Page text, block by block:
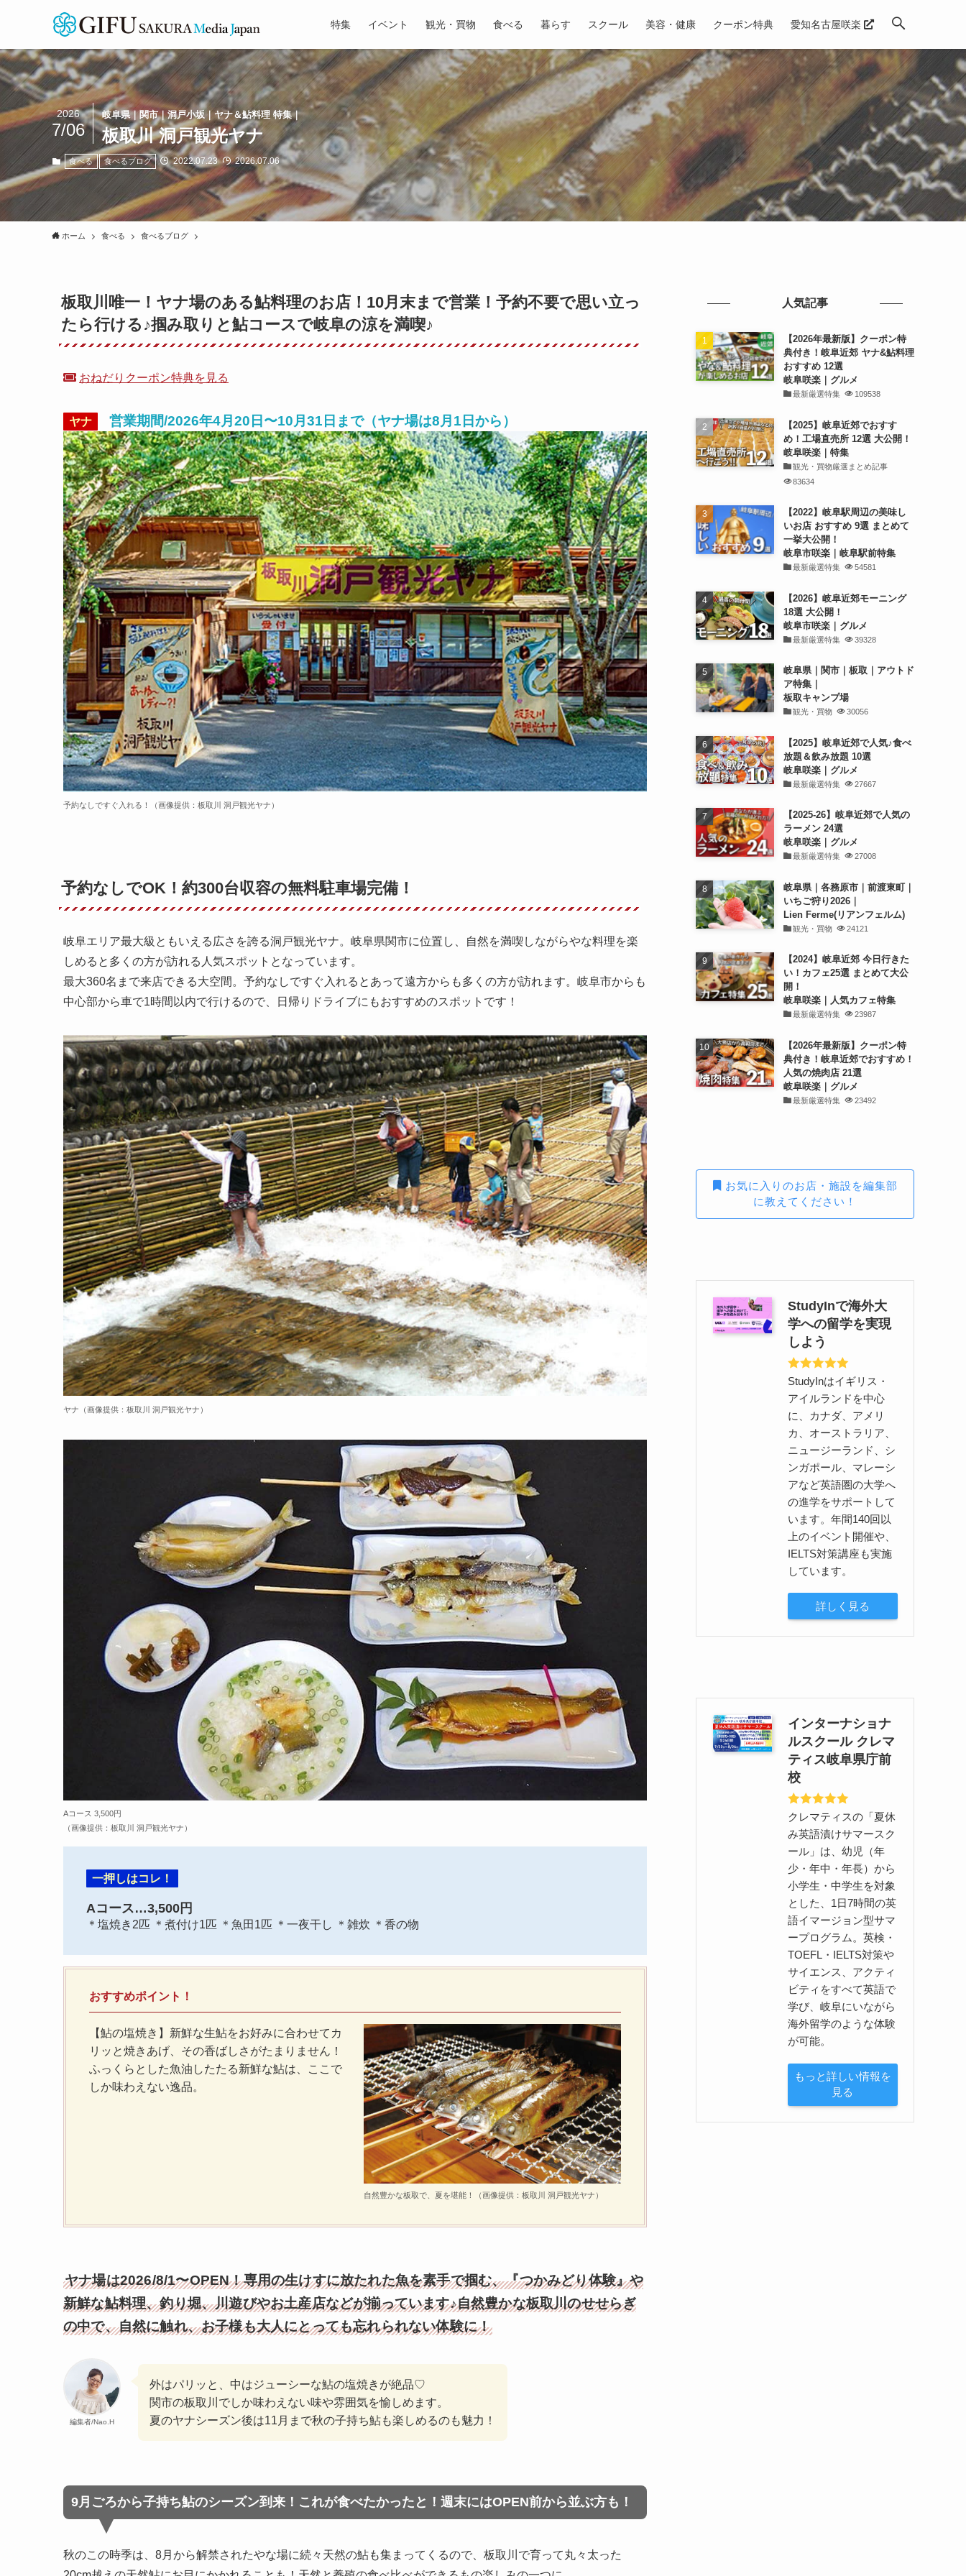
特集 イベント 観光・買物 食べる 暮らす スクール 美容・健康 クーポン特典 愛知名古屋咲楽
岐阜県｜関市｜洞戸小坂｜ヤナ＆鮎料理 特集｜
板取川 洞戸観光ヤナ
2026
7/06
食べる 食べるブログ 2022.07.23 2026.07.06
ホーム 食べる 食べるブログ
板取川唯一！ヤナ場のある鮎料理のお店！10月末まで営業！予約不要で思い立っ
たら行ける♪掴み取りと鮎コースで岐阜の涼を満喫♪
おねだりクーポン特典を見る
ヤナ 営業期間/2026年4月20日〜10月31日まで（ヤナ場は8月1日から）
予約なしですぐ入れる！（画像提供：板取川 洞戸観光ヤナ）
予約なしでOK！約300台収容の無料駐車場完備！
岐阜エリア最大級ともいえる広さを誇る洞戸観光ヤナ。岐阜県関市に位置し、自然を満喫しながらやな料理を楽
しめると多くの方が訪れる人気スポットとなっています。
最大360名まで来店できる大空間。予約なしですぐ入れるとあって遠方からも多くの方が訪れます。岐阜市からも
中心部から車で1時間以内で行けるので、日帰りドライブにもおすすめのスポットです！
ヤナ（画像提供：板取川 洞戸観光ヤナ）
Aコース 3,500円
（画像提供：板取川 洞戸観光ヤナ）
一押しはコレ！
Aコース…3,500円
＊塩焼き2匹 ＊煮付け1匹 ＊魚田1匹 ＊一夜干し ＊雑炊 ＊香の物
おすすめポイント！
【鮎の塩焼き】新鮮な生鮎をお好みに合わせてカ
リッと焼きあげ、その香ばしさがたまりません！
ふっくらとした魚油したたる新鮮な鮎は、ここで
しか味わえない逸品。
自然豊かな板取で、夏を堪能！（画像提供：板取川 洞戸観光ヤナ）
ヤナ場は2026/8/1〜OPEN！専用の生けすに放たれた魚を素手で掴む、『つかみどり体験』や
新鮮な鮎料理、釣り堀、川遊びやお土産店などが揃っています♪自然豊かな板取川のせせらぎ
の中で、自然に触れ、お子様も大人にとっても忘れられない体験に！
編集者/Nao.H
外はパリッと、中はジューシーな鮎の塩焼きが絶品♡
関市の板取川でしか味わえない味や雰囲気を愉しめます。
夏のヤナシーズン後は11月まで秋の子持ち鮎も楽しめるのも魅力！
9月ごろから子持ち鮎のシーズン到来！これが食べたかったと！週末にはOPEN前から並ぶ方も！
秋のこの時季は、8月から解禁されたやな場に続々天然の鮎も集まってくるので、板取川で育って丸々太った
人気記事
【2026年最新版】クーポン特
典付き！岐阜近郊 ヤナ&鮎料理
おすすめ 12選
岐阜咲楽｜グルメ
最新厳選特集 109538
【2025】岐阜近郊でおすす
め！工場直売所 12選 大公開！
岐阜咲楽｜特集
観光・買物厳選まとめ記事
83634
【2022】岐阜駅周辺の美味し
いお店 おすすめ 9選 まとめて
一挙大公開！
岐阜市咲楽｜岐阜駅前特集
最新厳選特集 54581
【2026】岐阜近郊モーニング
18選 大公開！
岐阜市咲楽｜グルメ
最新厳選特集 39328
岐阜県｜関市｜板取｜アウトド
ア特集｜
板取キャンプ場
観光・買物 30056
【2025】岐阜近郊で人気♪食べ
放題＆飲み放題 10選
岐阜咲楽｜グルメ
最新厳選特集 27667
【2025-26】岐阜近郊で人気の
ラーメン 24選
岐阜咲楽｜グルメ
最新厳選特集 27008
岐阜県｜各務原市｜前渡東町｜
いちご狩り2026｜
Lien Ferme(リアンフェルム)
観光・買物 24121
【2024】岐阜近郊 今日行きた
い！カフェ25選 まとめて大公
開！
岐阜咲楽｜人気カフェ特集
最新厳選特集 23987
【2026年最新版】クーポン特
典付き！岐阜近郊でおすすめ！
人気の焼肉店 21選
岐阜咲楽｜グルメ
最新厳選特集 23492
お気に入りのお店・施設を編集部
に教えてください！
StudyInで海外大
学への留学を実現
しよう
StudyInはイギリス・
アイルランドを中心
に、カナダ、アメリ
カ、オーストラリア、
ニュージーランド、シ
ンガポール、マレーシ
アなど英語圏の大学へ
の進学をサポートして
います。年間140回以
上のイベント開催や、
IELTS対策講座も実施
しています。
詳しく見る
インターナショナ
ルスクール クレマ
ティス岐阜県庁前
校
クレマティスの「夏休
み英語漬けサマースク
ール」は、幼児（年
少・年中・年長）から
小学生・中学生を対象
とした、1日7時間の英
語イマージョン型サマ
ープログラム。英検・
TOEFL・IELTS対策や
サイエンス、アクティ
ビティをすべて英語で
学び、岐阜にいながら
海外留学のような体験
が可能。
もっと詳しい情報を
見る